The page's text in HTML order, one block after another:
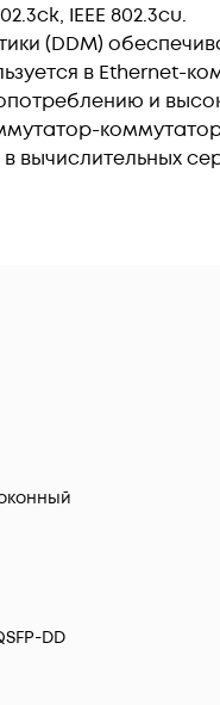
IEEE 802.3cu.
(DDM)
в Ethernet-
и
вычислительных
DD